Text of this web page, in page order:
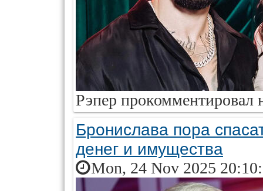
Рэпер прокомментировал
Бронислава пора
денег и имущества
Mon, 24 Nov 2025